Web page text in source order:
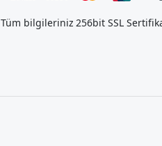
Tüm bilgileriniz 256bit SSL